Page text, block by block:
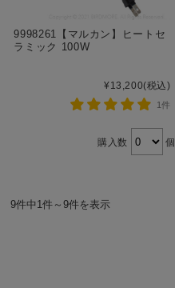
9998261【マルカン】ヒートセ
ラミック 100W
¥13,200(税込)
1件
購入数 個
9件中1件～9件を表示